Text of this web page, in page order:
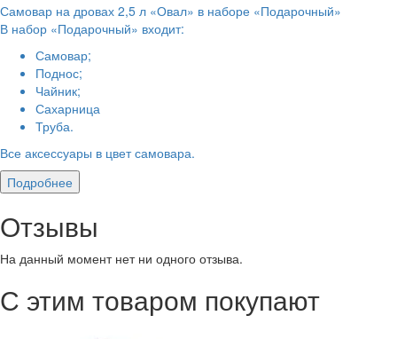
Самовар на дровах 2,5 л «Овал» в наборе «Подарочный»
В набор «Подарочный» входит:
Самовар;
Поднос;
Чайник;
Сахарница
Труба.
Все аксессуары в цвет самовара.
Подробнее
Отзывы
На данный момент нет ни одного отзыва.
С этим товаром покупают